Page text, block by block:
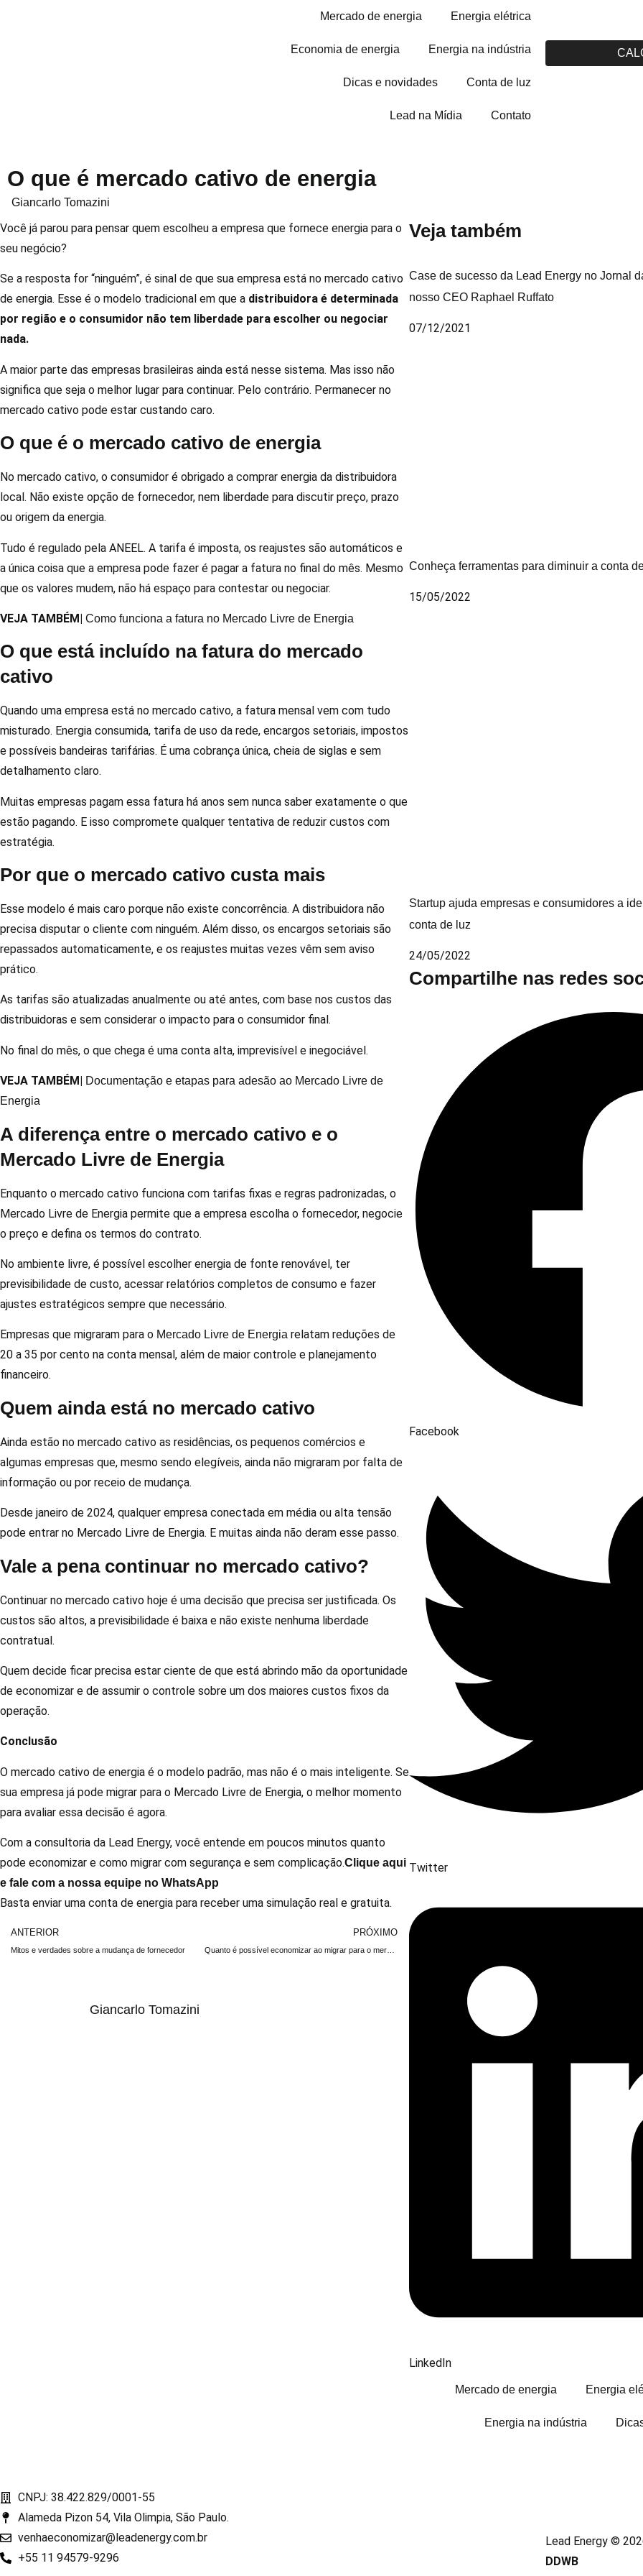
Mercado de energia Energia elétrica
Economia de energia Energia na indústria
Dicas e novidades Conta de luz
Lead na Mídia Contato
O que é mercado cativo de energia
Giancarlo Tomazini
Você já parou para pensar quem escolheu a empresa que fornece energia para o
seu negócio?
Se a resposta for “ninguém”, é sinal de que sua empresa está no mercado cativo
de energia. Esse é o modelo tradicional em que a distribuidora é determinada
por região e o consumidor não tem liberdade para escolher ou negociar
nada.
A maior parte das empresas brasileiras ainda está nesse sistema. Mas isso não
significa que seja o melhor lugar para continuar. Pelo contrário. Permanecer no
mercado cativo pode estar custando caro.
O que é o mercado cativo de energia
No mercado cativo, o consumidor é obrigado a comprar energia da distribuidora
local. Não existe opção de fornecedor, nem liberdade para discutir preço, prazo
ou origem da energia.
Tudo é regulado pela ANEEL. A tarifa é imposta, os reajustes são automáticos e
a única coisa que a empresa pode fazer é pagar a fatura no final do mês. Mesmo
que os valores mudem, não há espaço para contestar ou negociar.
VEJA TAMBÉM| Como funciona a fatura no Mercado Livre de Energia
O que está incluído na fatura do mercado
cativo
Quando uma empresa está no mercado cativo, a fatura mensal vem com tudo
misturado. Energia consumida, tarifa de uso da rede, encargos setoriais, impostos
e possíveis bandeiras tarifárias. É uma cobrança única, cheia de siglas e sem
detalhamento claro.
Muitas empresas pagam essa fatura há anos sem nunca saber exatamente o que
estão pagando. E isso compromete qualquer tentativa de reduzir custos com
estratégia.
Por que o mercado cativo custa mais
Esse modelo é mais caro porque não existe concorrência. A distribuidora não
precisa disputar o cliente com ninguém. Além disso, os encargos setoriais são
repassados automaticamente, e os reajustes muitas vezes vêm sem aviso
prático.
As tarifas são atualizadas anualmente ou até antes, com base nos custos das
distribuidoras e sem considerar o impacto para o consumidor final.
No final do mês, o que chega é uma conta alta, imprevisível e inegociável.
VEJA TAMBÉM|
Documentação e etapas para adesão ao Mercado Livre de
Energia
A diferença entre o mercado cativo e o
Mercado Livre de Energia
Enquanto o mercado cativo funciona com tarifas fixas e regras padronizadas, o
Mercado Livre de Energia permite que a empresa escolha o fornecedor, negocie
o preço e defina os termos do contrato.
No ambiente livre, é possível escolher energia de fonte renovável, ter
previsibilidade de custo, acessar relatórios completos de consumo e fazer
ajustes estratégicos sempre que necessário.
Empresas que migraram para o Mercado Livre de Energia relatam reduções de
20 a 35 por cento na conta mensal, além de maior controle e planejamento
financeiro.
Quem ainda está no mercado cativo
Ainda estão no mercado cativo as residências, os pequenos comércios e
algumas empresas que, mesmo sendo elegíveis, ainda não migraram por falta de
informação ou por receio de mudança.
Desde janeiro de 2024, qualquer empresa conectada em média ou alta tensão
pode entrar no Mercado Livre de Energia. E muitas ainda não deram esse passo.
Vale a pena continuar no mercado cativo?
Continuar no mercado cativo hoje é uma decisão que precisa ser justificada. Os
custos são altos, a previsibilidade é baixa e não existe nenhuma liberdade
contratual.
Quem decide ficar precisa estar ciente de que está abrindo mão da oportunidade
de economizar e de assumir o controle sobre um dos maiores custos fixos da
operação.
Conclusão
O mercado cativo de energia é o modelo padrão, mas não é o mais inteligente. Se
sua empresa já pode migrar para o Mercado Livre de Energia, o melhor momento
para avaliar essa decisão é agora.
Com a consultoria da Lead Energy, você entende em poucos minutos quanto
pode economizar e como migrar com segurança e sem complicação.Clique aqui
e fale com a nossa equipe no WhatsApp
Basta enviar uma conta de energia para receber uma simulação real e gratuita.
ANTERIOR
Mitos e verdades sobre a mudança de fornecedor
PRÓXIMO
Quanto é possível economizar ao migrar para o mercado livre
Giancarlo Tomazini
Veja também
Case de sucesso da Lead Energy no Jornal
nosso CEO Raphael Ruffato
07/12/2021
Conheça ferramentas para diminuir a conta
15/05/2022
Startup ajuda empresas e consumidores a
conta de luz
24/05/2022
Compartilhe nas redes
Facebook
Twitter
LinkedIn
Mercado de energia Energia
Energia na indústria
CNPJ: 38.422.829/0001-55
Alameda Pizon 54, Vila Olimpia, São Paulo.
venhaeconomizar@leadenergy.com.br
+55 11 94579-9296
Lead Energy ©
DDWB